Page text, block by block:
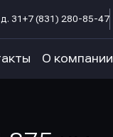
31 +7 (831) 280-85-47
О компании